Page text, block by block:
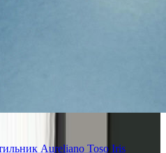
Aureliano Toso Iris